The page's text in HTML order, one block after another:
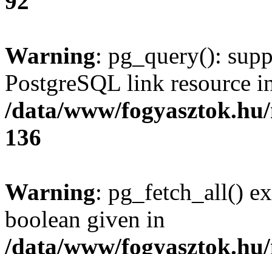
Warning: pg_query():
PostgreSQL link resource
/data/www/
136
Warning: pg_fetch_all()
boolean given in
/data/www/